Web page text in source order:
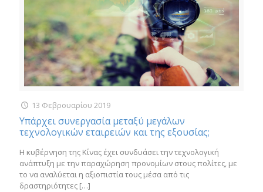
13 Φεβρουαρίου 2019
Υπάρχει συνεργασία μεταξύ μεγάλων
τεχνολογικών εταιρειών και της εξουσίας;
Η κυβέρνηση της Κίνας έχει συνδυάσει την τεχνολογική
ανάπτυξη με την παραχώρηση προνομίων στους πολίτες, με
το να αναλύεται η αξιοπιστία τους μέσα από τις
δραστηριότητες […]